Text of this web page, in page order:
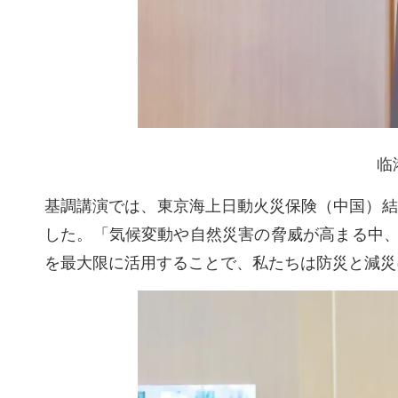
临
基調講演では、東京海上日動火災保険（中国）
した。「気候変動や自然災害の脅威が高まる中
を最大限に活用することで、私たちは防災と減